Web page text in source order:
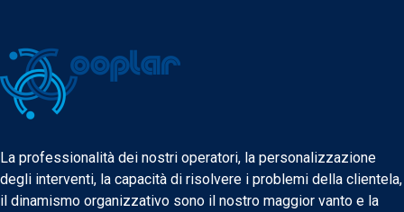
La professionalità dei nostri operatori, la personalizzazione
degli interventi, la capacità di risolvere i problemi della clientela,
il dinamismo organizzativo sono il nostro maggior vanto e la